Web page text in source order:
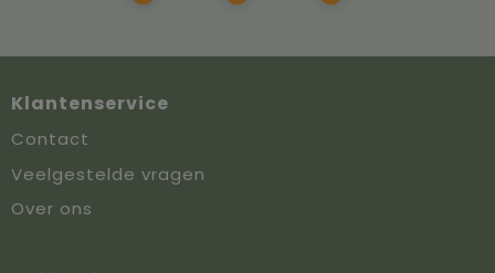
Klantenservice
Contact
Veelgestelde vragen
Over ons